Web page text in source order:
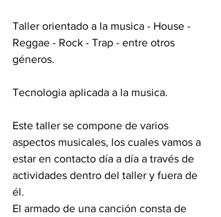
Taller orientado a la musica - House -
Reggae - Rock - Trap - entre otros
géneros.
Tecnologia aplicada a la musica.
Este taller se compone de varios
aspectos musicales, los cuales vamos a
estar en contacto día a día a través de
actividades dentro del taller y fuera de
él.
El armado de una canción consta de